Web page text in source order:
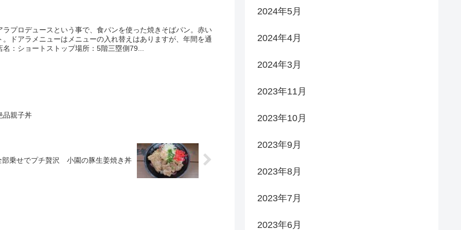
プロデュースという事で、食パンを使った焼きそばパン。赤い
ドアラメニューはメニューの入れ替えはありますが、年間を通
：ショートストップ場所：5階三塁側79...
品親子丼
部乗せでプチ贅沢 小園の豚生姜焼き丼
2024年5月
2024年4月
2024年3月
2023年11月
2023年10月
2023年9月
2023年8月
2023年7月
2023年6月